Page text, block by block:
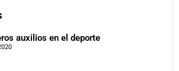
auxilios en el deporte